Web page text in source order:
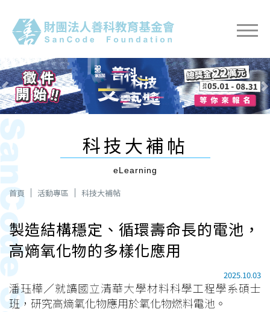
Previous Next
科技大補帖
eLearning
首頁 活動專區 科技大補帖
製造結構穩定、循環壽命長的電池，
高熵氧化物的多樣化應用
2025.10.03
潘珏樺／就讀國立清華大學材料科學工程學系碩士
班，研究高熵氧化物應用於氧化物燃料電池。